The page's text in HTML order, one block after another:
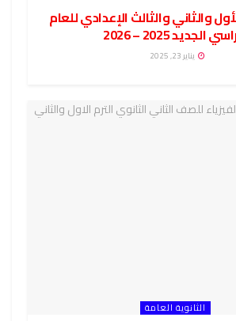
والثاني والثالث الإعدادي للعام
الجديد 2025 – 2026
يناير 23, 2025
الثانوية العامة